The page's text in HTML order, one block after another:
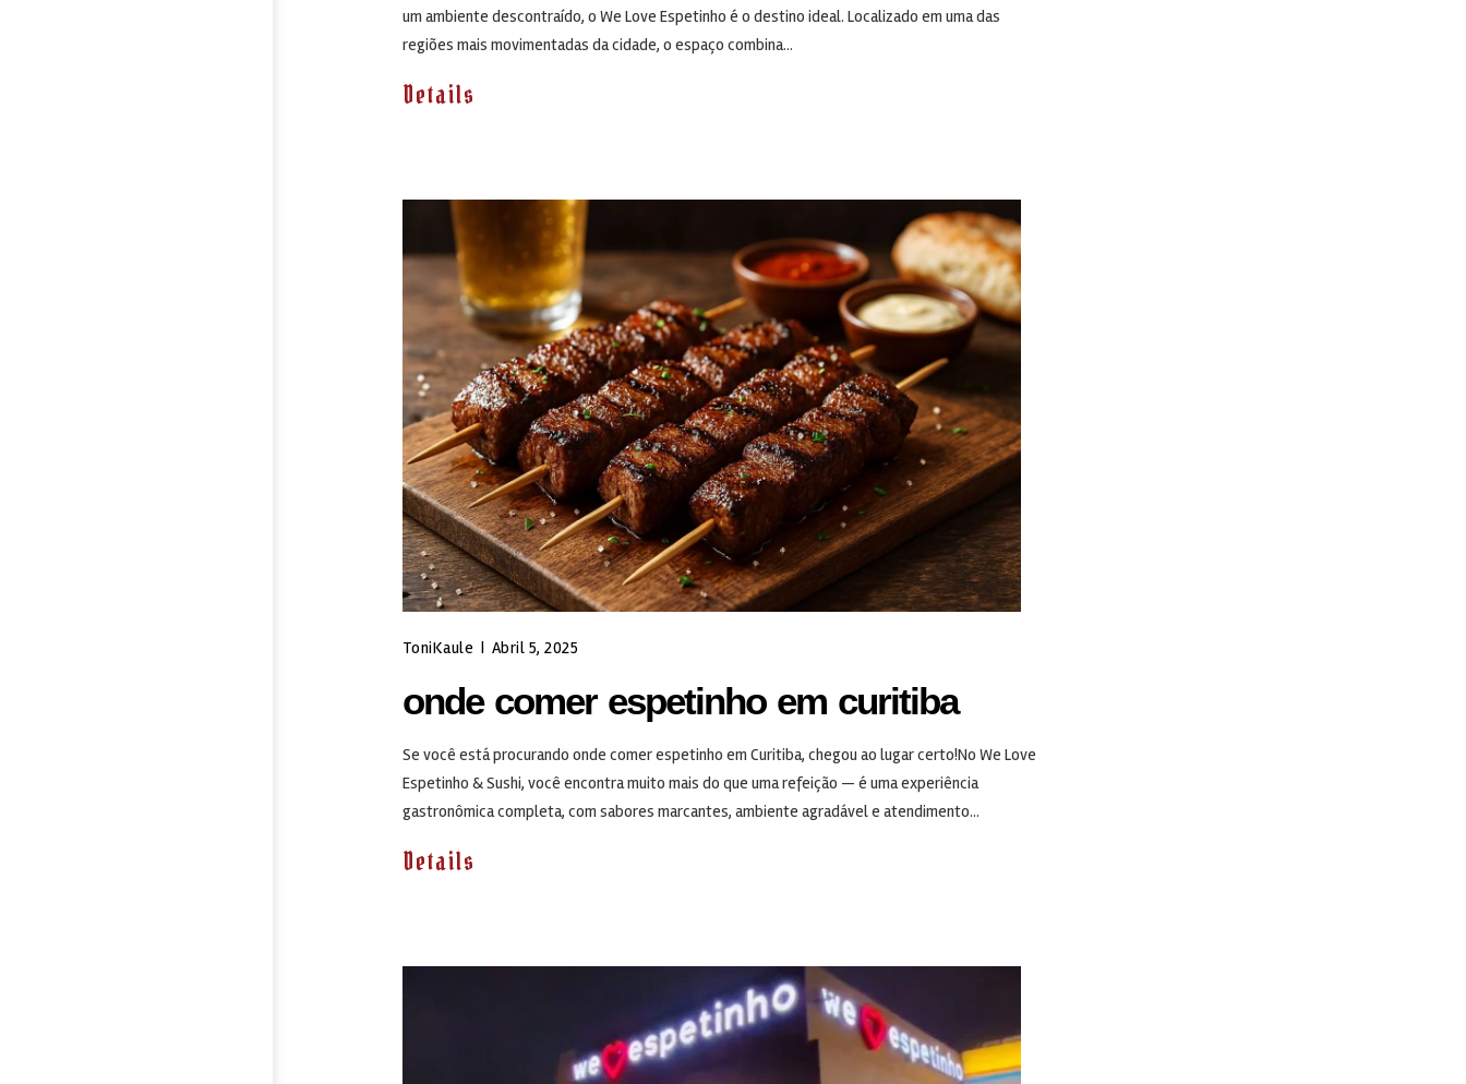
um ambiente descontraído, o We Love Espetinho é o destino ideal. Localizado em uma das
regiões mais movimentadas da cidade, o espaço combina...
Details
ToniKaule | Abril 5, 2025
onde comer espetinho em curitiba
Se você está procurando onde comer espetinho em Curitiba, chegou ao lugar certo!No We Love
Espetinho & Sushi, você encontra muito mais do que uma refeição — é uma experiência
gastronômica completa, com sabores marcantes, ambiente agradável e atendimento...
Details